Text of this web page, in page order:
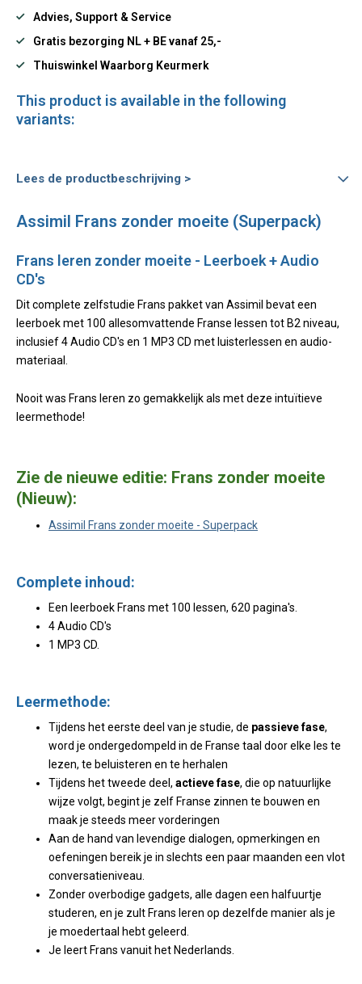
Advies, Support & Service
Gratis bezorging NL + BE vanaf 25,-
Thuiswinkel Waarborg Keurmerk
This product is available in the following
variants:
Lees de productbeschrijving >
Assimil Frans zonder moeite (Superpack)
Frans leren zonder moeite - Leerboek + Audio
CD's
Dit complete zelfstudie Frans pakket van Assimil bevat een
leerboek met 100 allesomvattende Franse lessen tot B2 niveau,
inclusief 4 Audio CD's en 1 MP3 CD met luisterlessen en audio-
materiaal.
Nooit was Frans leren zo gemakkelijk als met deze intuïtieve
leermethode!
Zie de nieuwe editie: Frans zonder moeite
(Nieuw):
Assimil Frans zonder moeite - Superpack
Complete inhoud:
Een leerboek Frans met 100 lessen, 620 pagina's.
4 Audio CD's
1 MP3 CD.
Leermethode:
Tijdens het eerste deel van je studie, de passieve fase,
word je ondergedompeld in de Franse taal door elke les te
lezen, te beluisteren en te herhalen
Tijdens het tweede deel, actieve fase, die op natuurlijke
wijze volgt, begint je zelf Franse zinnen te bouwen en
maak je steeds meer vorderingen
Aan de hand van levendige dialogen, opmerkingen en
oefeningen bereik je in slechts een paar maanden een vlot
conversatieniveau.
Zonder overbodige gadgets, alle dagen een halfuurtje
studeren, en je zult Frans leren op dezelfde manier als je
je moedertaal hebt geleerd.
Je leert Frans vanuit het Nederlands.